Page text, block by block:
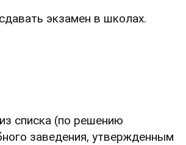
экзамен в школах.
списка (по решению
заведения, утвержденным